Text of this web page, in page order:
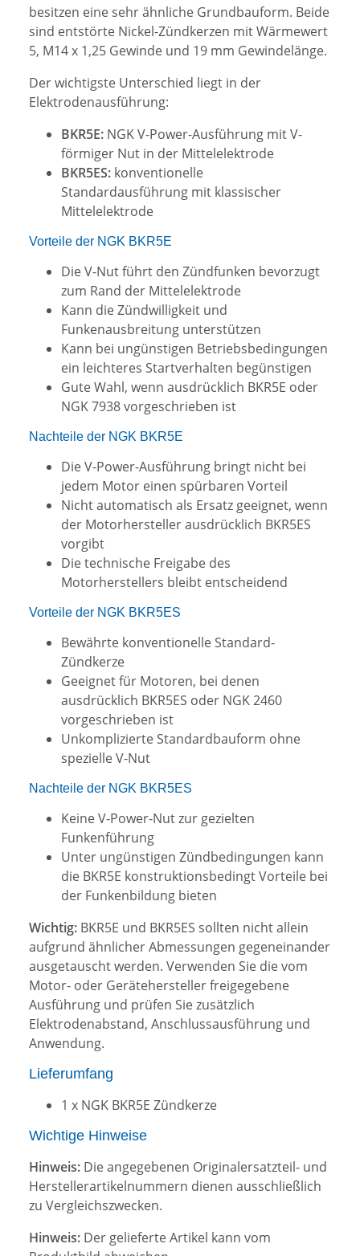
besitzen eine sehr ähnliche Grundbauform. Beide
sind entstörte Nickel-Zündkerzen mit Wärmewert
5, M14 x 1,25 Gewinde und 19 mm Gewindelänge.
Der wichtigste Unterschied liegt in der
Elektrodenausführung:
BKR5E: NGK V-Power-Ausführung mit V-
förmiger Nut in der Mittelelektrode
BKR5ES: konventionelle
Standardausführung mit klassischer
Mittelelektrode
Vorteile der NGK BKR5E
Die V-Nut führt den Zündfunken bevorzugt
zum Rand der Mittelelektrode
Kann die Zündwilligkeit und
Funkenausbreitung unterstützen
Kann bei ungünstigen Betriebsbedingungen
ein leichteres Startverhalten begünstigen
Gute Wahl, wenn ausdrücklich BKR5E oder
NGK 7938 vorgeschrieben ist
Nachteile der NGK BKR5E
Die V-Power-Ausführung bringt nicht bei
jedem Motor einen spürbaren Vorteil
Nicht automatisch als Ersatz geeignet, wenn
der Motorhersteller ausdrücklich BKR5ES
vorgibt
Die technische Freigabe des
Motorherstellers bleibt entscheidend
Vorteile der NGK BKR5ES
Bewährte konventionelle Standard-
Zündkerze
Geeignet für Motoren, bei denen
ausdrücklich BKR5ES oder NGK 2460
vorgeschrieben ist
Unkomplizierte Standardbauform ohne
spezielle V-Nut
Nachteile der NGK BKR5ES
Keine V-Power-Nut zur gezielten
Funkenführung
Unter ungünstigen Zündbedingungen kann
die BKR5E konstruktionsbedingt Vorteile bei
der Funkenbildung bieten
Wichtig: BKR5E und BKR5ES sollten nicht allein
aufgrund ähnlicher Abmessungen gegeneinander
ausgetauscht werden. Verwenden Sie die vom
Motor- oder Gerätehersteller freigegebene
Ausführung und prüfen Sie zusätzlich
Elektrodenabstand, Anschlussausführung und
Anwendung.
Lieferumfang
1 x NGK BKR5E Zündkerze
Wichtige Hinweise
Hinweis: Die angegebenen Originalersatzteil- und
Herstellerartikelnummern dienen ausschließlich
zu Vergleichszwecken.
Hinweis: Der gelieferte Artikel kann vom